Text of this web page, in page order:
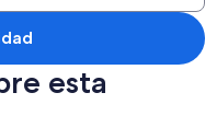
y cocinas
esta